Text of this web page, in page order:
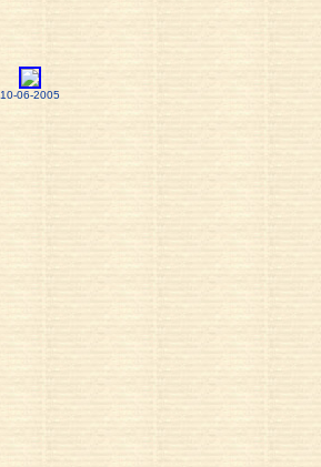
10-06-2005